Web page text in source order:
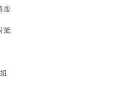
瘦
黛